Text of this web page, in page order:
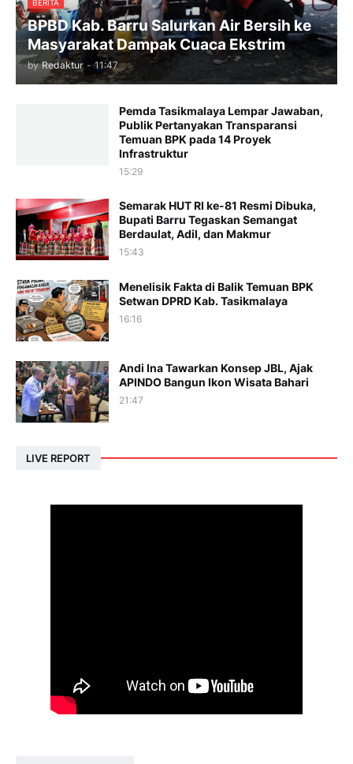
BERITA
BPBD Kab. Barru Salurkan Air Bersih ke
Masyarakat Dampak Cuaca Ekstrim
by Redaktur - 11:47
Pemda Tasikmalaya Lempar Jawaban,
Publik Pertanyakan Transparansi
Temuan BPK pada 14 Proyek
Infrastruktur
15:29
Semarak HUT RI ke-81 Resmi Dibuka,
Bupati Barru Tegaskan Semangat
Berdaulat, Adil, dan Makmur
15:43
Menelisik Fakta di Balik Temuan BPK
Setwan DPRD Kab. Tasikmalaya
16:16
Andi Ina Tawarkan Konsep JBL, Ajak
APINDO Bangun Ikon Wisata Bahari
21:47
LIVE REPORT